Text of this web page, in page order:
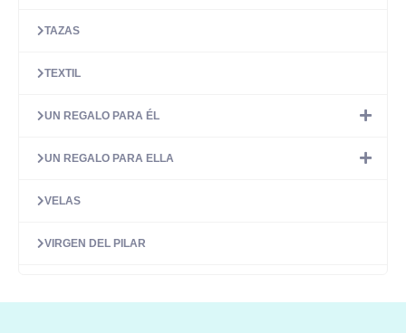
TAZAS
TEXTIL
UN REGALO PARA ÉL
UN REGALO PARA ELLA
VELAS
VIRGEN DEL PILAR